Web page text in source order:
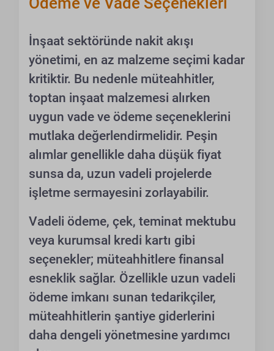
İnşaat sektöründe nakit akışı
yönetimi, en az malzeme seçimi kadar
kritiktir. Bu nedenle müteahhitler,
toptan inşaat malzemesi alırken
uygun vade ve ödeme seçeneklerini
mutlaka değerlendirmelidir. Peşin
alımlar genellikle daha düşük fiyat
sunsa da, uzun vadeli projelerde
işletme sermayesini zorlayabilir.
Vadeli ödeme, çek, teminat mektubu
veya kurumsal kredi kartı gibi
seçenekler; müteahhitlere finansal
esneklik sağlar. Özellikle uzun vadeli
ödeme imkanı sunan tedarikçiler,
müteahhitlerin şantiye giderlerini
daha dengeli yönetmesine yardımcı